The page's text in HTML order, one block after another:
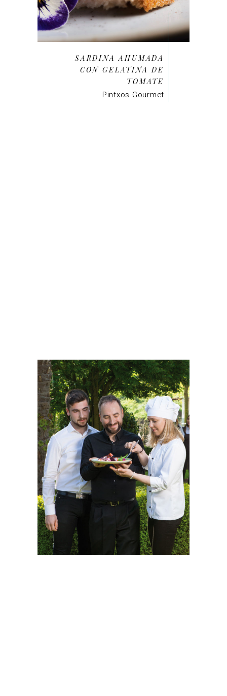
SARDINA AHUMADA
CON GELATINA DE
TOMATE
Pintxos Gourmet